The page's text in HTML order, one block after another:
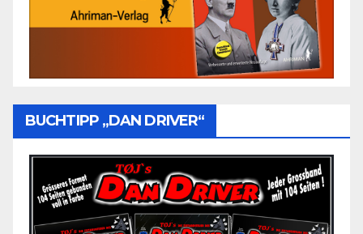
BUCHTIPP „DAN DRIVER“